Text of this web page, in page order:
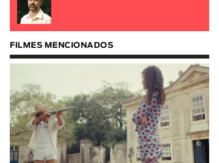
FILMES MENCIONADOS